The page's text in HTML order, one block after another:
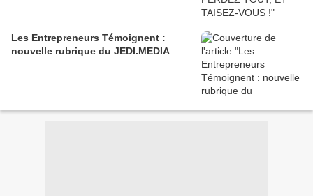
Les Entrepreneurs Témoignent :
nouvelle rubrique du JEDI.MEDIA